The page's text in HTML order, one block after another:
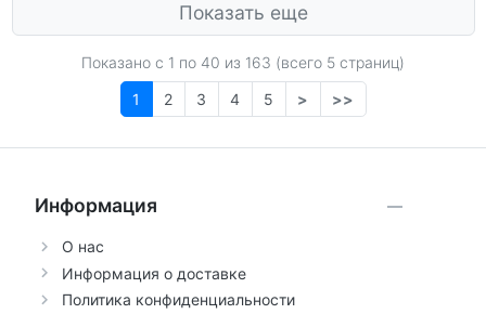
Показать еще
Показано с 1 по 40 из 163 (всего 5 страниц)
1
2 3 4 5 > >>
Информация
О нас
Информация о доставке
Политика конфиденциальности